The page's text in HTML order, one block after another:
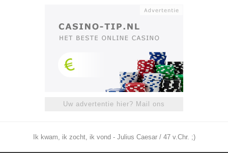
Uw advertentie hier? Mail ons
Ik kwam, ik zocht, ik vond - Julius Caesar / 47 v.Chr. ;)